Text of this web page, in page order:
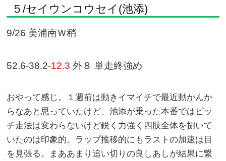
５/セイウンコウセイ(池添)
9/26 美浦南Ｗ稍
52.6-38.2-12.3 外８ 単走終強め
おやって感じ。１週前は動きイマイチで最近動かんか
らなあと思っていたけど、池添が乗った本番ではピッ
チ走法は変わらないけど鋭く力強く四肢全体を捌いて
いたのは印象的。ラップ推移的にもラストの加速は目
を見張る。まああまり追い切りの良しあしが結果に繋